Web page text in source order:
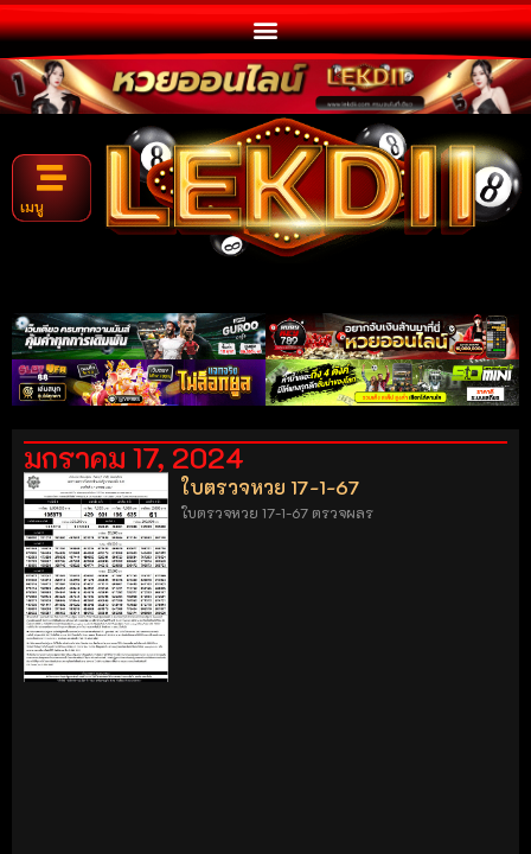
เมนู
มกราคม 17, 2024
ใบตรวจหวย 17-1-67
ใบตรวจหวย 17-1-67 ตรวจผลร